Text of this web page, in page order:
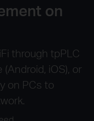
on
through tpPLC
iOS), or
on PCs to